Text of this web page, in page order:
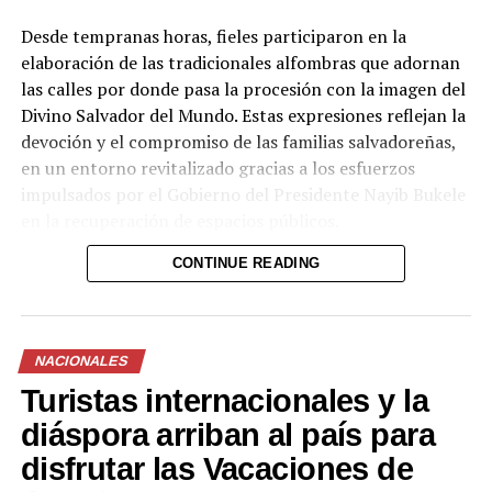
RELATED TOPICS:
EXALCALDE DE SAN SALVADOR
JOSÉ ANTONIO MORALES EHRLICH
PRINCIPAL1
UP NEXT
VIDEO | Familiares y amigos dan último adiós a diputado
de GANA, Adelmo Rivas, bajo protocolo COVID-19
DON'T MISS
Desde tempranas horas, fieles participaron en la
elaboración de las tradicionales alfombras que adornan
las calles por donde pasa la procesión con la imagen del
Divino Salvador del Mundo. Estas expresiones reflejan la
devoción y el compromiso de las familias salvadoreñas,
en un entorno revitalizado gracias a los esfuerzos
impulsados por el Gobierno del Presidente Nayib Bukele
honor al Divino Salvador del Mundo, partió desde la
Basílica del Sagrado Corazón de Jesús y recorrió las
calles del centro histórico hasta llegar a la Catedral
Metropolitana de San Salvador, donde miles de
creyentes se congregaron para ser parte de esta
tradición.
CONTINUE READING
NACIONALES
Turistas internacionales y la
diáspora arriban al país para
disfrutar las Vacaciones de